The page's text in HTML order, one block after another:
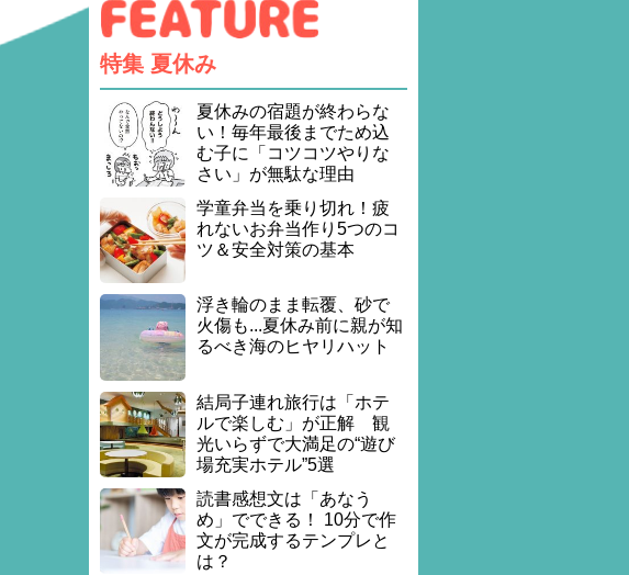
特集 夏休み
夏休みの宿題が終わらな
い！毎年最後までため込
む子に「コツコツやりな
さい」が無駄な理由
学童弁当を乗り切れ！疲
れないお弁当作り5つのコ
ツ＆安全対策の基本
浮き輪のまま転覆、砂で
火傷も...夏休み前に親が知
るべき海のヒヤリハット
結局子連れ旅行は「ホテ
ルで楽しむ」が正解 観
光いらずで大満足の“遊び
場充実ホテル”5選
読書感想文は「あなう
め」でできる！ 10分で作
文が完成するテンプレと
は？